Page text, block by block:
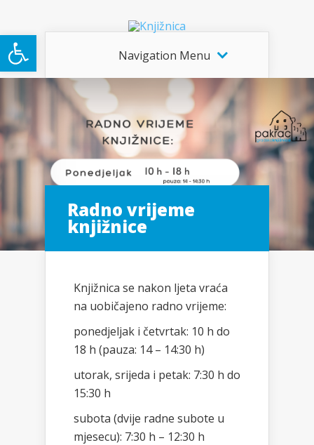
Open toolbar Navigation Menu
Radno vrijeme
knjižnice
Knjižnica se nakon ljeta vraća
na uobičajeno radno vrijeme:
ponedjeljak i četvrtak: 10 h do
18 h (pauza: 14 – 14:30 h)
utorak, srijeda i petak: 7:30 h do
15:30 h
subota (dvije radne subote u
mjesecu): 7:30 h – 12:30 h